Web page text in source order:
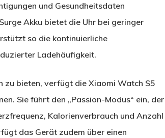
und Gesundheitsdaten
Akku bietet die Uhr bei geringer
so die kontinuierliche
Ladehäufigkeit.
zu bieten, verfügt die Xiaomi Watch S5
Sie führt den „Passion-Modus“ ein, der
Kalorienverbrauch und Anzahl
das Gerät zudem über einen